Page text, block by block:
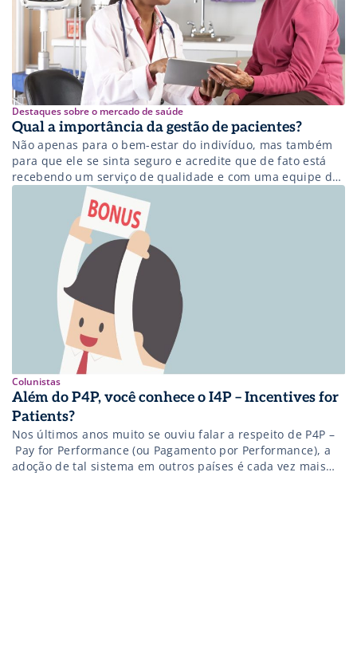
Destaques sobre o mercado de saúde
Qual a importância da gestão de pacientes?
Não apenas para o bem-estar do indivíduo, mas também
para que ele se sinta seguro e acredite que de fato está
recebendo um serviço de qualidade e com uma equipe de
profissionais responsáveis, é preciso fornecer uma boa
assistência e atendimento
Colunistas
Além do P4P, você conhece o I4P – Incentives for
Patients?
Nos últimos anos muito se ouviu falar a respeito de P4P –
Pay for Performance (ou Pagamento por Performance), a
adoção de tal sistema em outros países é cada vez mais